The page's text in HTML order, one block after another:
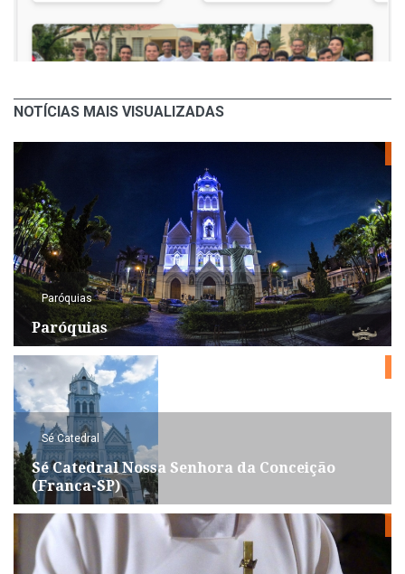
NOTÍCIAS MAIS VISUALIZADAS
Paróquias
Paróquias
Sé Catedral
Sé Catedral Nossa Senhora da Conceição
(Franca-SP)